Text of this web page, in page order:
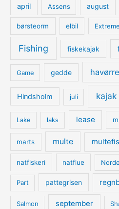
april Assens august
børsteorm elbil Extreme
Fishing fiskekajak
Game gedde
Hindsholm juli kajak
Lake laks lease
marts multe
natfiskeri natflue
Part pattegrisen
Salmon september